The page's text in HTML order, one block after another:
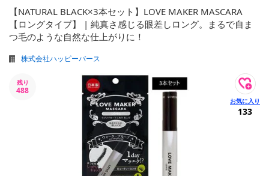
【NATURAL BLACK×3本セット】LOVE MAKER MASCARA
【ロングタイプ】 | 純真さ感じる眼差しロング。まるで自ま
つ毛のような自然な仕上がりに！
株式会社ハッピーバース
残り
488
133